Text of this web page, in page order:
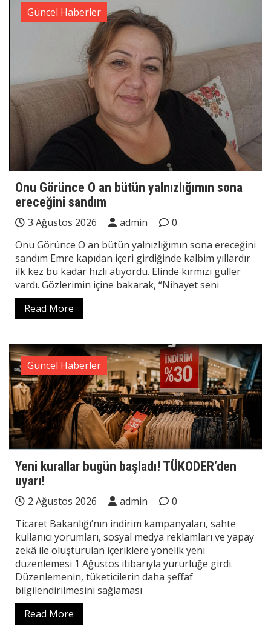
Güncel Haberler
Onu Görünce O an bütün yalnızlığımın sona
ereceğini sandım
3 Ağustos 2026 admin
0
Onu Görünce O an bütün yalnızlığımın sona ereceğini
sandım Emre kapıdan içeri girdiğinde kalbim yıllardır
ilk kez bu kadar hızlı atıyordu. Elinde kırmızı güller
vardı. Gözlerimin içine bakarak, “Nihayet seni
Read More
Güncel Haberler
Yeni kurallar bugün başladı! TÜKODER’den
uyarı!
2 Ağustos 2026 admin
0
Ticaret Bakanlığı’nın indirim kampanyaları, sahte
kullanıcı yorumları, sosyal medya reklamları ve yapay
zekâ ile oluşturulan içeriklere yönelik yeni
düzenlemesi 1 Ağustos itibarıyla yürürlüğe girdi.
Düzenlemenin, tüketicilerin daha şeffaf
bilgilendirilmesini sağlaması
Read More